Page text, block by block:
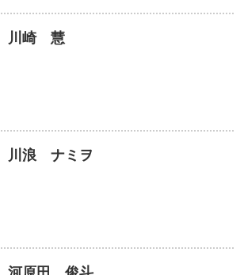
川崎 慧
川浪 ナミヲ